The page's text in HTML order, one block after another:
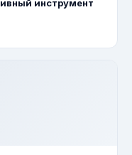
инструмент